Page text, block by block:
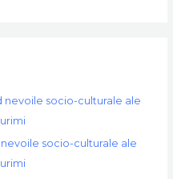
nevoile socio-culturale ale
socio-culturale ale